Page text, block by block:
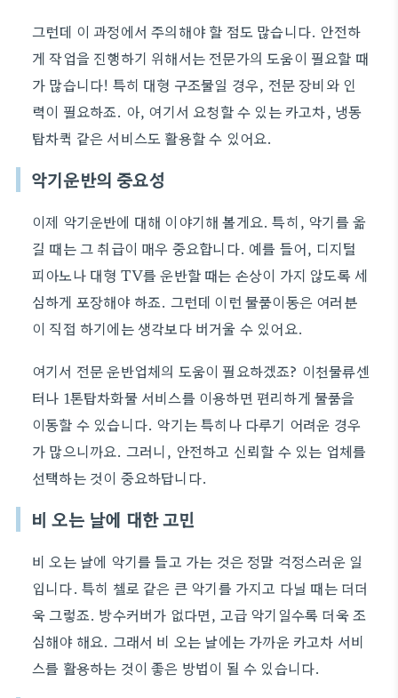
그런데 이 과정에서 주의해야 할 점도 많습니다. 안전하
게 작업을 진행하기 위해서는 전문가의 도움이 필요할 때
가 많습니다! 특히 대형 구조물일 경우, 전문 장비와 인
력이 필요하죠. 아, 여기서 요청할 수 있는 카고차, 냉동
탑차퀵 같은 서비스도 활용할 수 있어요.
악기운반의 중요성
이제 악기운반에 대해 이야기해 볼게요. 특히, 악기를 옮
길 때는 그 취급이 매우 중요합니다. 예를 들어, 디지털
피아노나 대형 TV를 운반할 때는 손상이 가지 않도록 세
심하게 포장해야 하죠. 그런데 이런 물품이동은 여러분
이 직접 하기에는 생각보다 버거울 수 있어요.
여기서 전문 운반업체의 도움이 필요하겠죠? 이천물류센
터나 1톤탑차화물 서비스를 이용하면 편리하게 물품을
이동할 수 있습니다. 악기는 특히나 다루기 어려운 경우
가 많으니까요. 그러니, 안전하고 신뢰할 수 있는 업체를
선택하는 것이 중요하답니다.
비 오는 날에 대한 고민
비 오는 날에 악기를 들고 가는 것은 정말 걱정스러운 일
입니다. 특히 첼로 같은 큰 악기를 가지고 다닐 때는 더더
욱 그렇죠. 방수커버가 없다면, 고급 악기일수록 더욱 조
심해야 해요. 그래서 비 오는 날에는 가까운 카고차 서비
스를 활용하는 것이 좋은 방법이 될 수 있습니다.